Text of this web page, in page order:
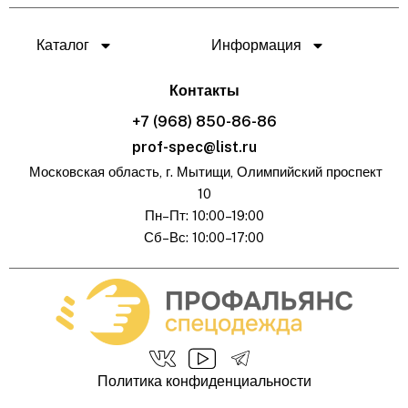
Каталог Информация
Контакты
+7 (968) 850-86-86
prof-spec@list.ru
Московская область, г. Мытищи, Олимпийский проспект
10
Пн–Пт: 10:00–19:00
Сб–Вс: 10:00–17:00
Политика конфиденциальности